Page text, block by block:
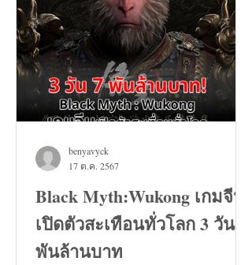
Black Myth:Wukong เกมจีน
เปิดตัวสะเทือนทั่วโลก 3 วัน 7
พันล้านบาท
benyavyck
17 ต.ค. 2567